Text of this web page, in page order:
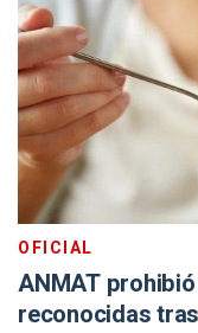
OFICIAL
ANMAT
reconocidas